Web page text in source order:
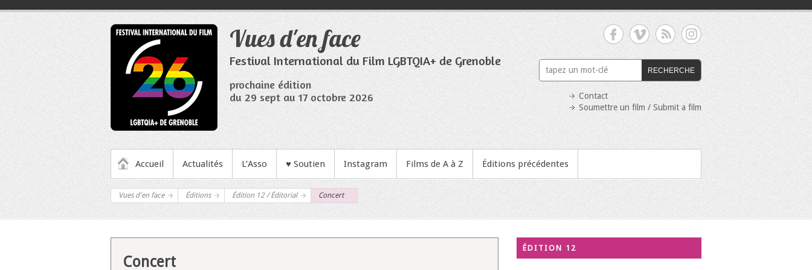
contenu
Vues d'en face
Festival International du Film LGBTQIA+ de Grenoble
prochaine édition
du 29 sept au 17 octobre 2026
RECHERCHE
Contact
Soumettre un film / Submit a film
MENU PRINCIPAL
Accueil Actualités L’Asso ♥ Soutien Instagram Films de A à Z Éditions précédentes
Vues d'en face Éditions Édition 12 / Éditorial Concert
Concert
ÉDITION 12